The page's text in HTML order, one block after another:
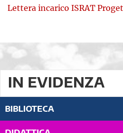
Lettera incarico ISRAT
IN EVIDENZA
BIBLIOTECA